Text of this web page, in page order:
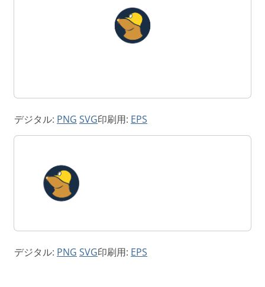
デジタル: PNG SVG印刷用: EPS
デジタル: PNG SVG印刷用: EPS